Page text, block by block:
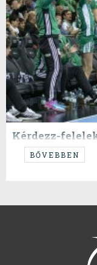
Kérdezz-
Annyira rápörögtünk a
utáni kikérdezősre is
BŐVEBBEN